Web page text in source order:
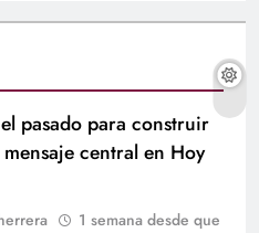
pasado para construir
central en Hoy
1 semana desde que